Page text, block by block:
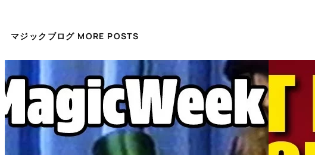
マジックブログ MORE POSTS